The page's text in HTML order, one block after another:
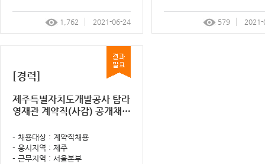
1,762 2021-06-24 579
[경력]
제주특별자치도개발공사 탐라
영재관 계약직(사감) 공개채용
- 채용대상 : 계약직채용
- 응시지역 : 제주
- 근무지역 : 서울본부